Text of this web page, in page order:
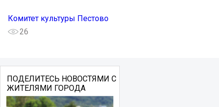
Комитет культуры Пестово
26
ПОДЕЛИТЕСЬ НОВОСТЯМИ С
ЖИТЕЛЯМИ ГОРОДА